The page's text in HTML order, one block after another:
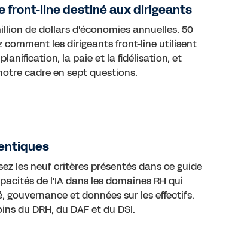
front-line destiné aux dirigeants
de dollars d'économies annuelles. 50
comment les dirigeants front-line utilisent
la paie et la fidélisation, et
cadre en sept questions.
les neuf critères présentés dans ce guide
de l'IA dans les domaines RH qui
et données sur les effectifs.
du DRH, du DAF et du DSI.